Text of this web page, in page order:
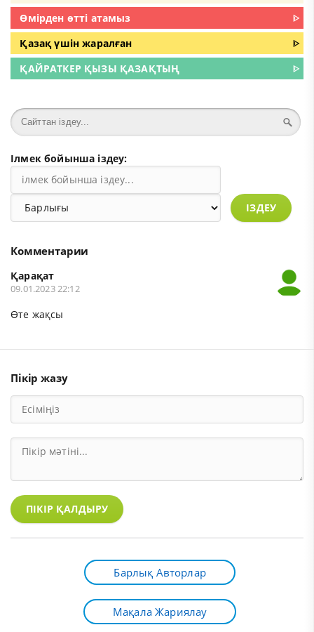
Өмірден өтті атамыз
ᐈ
Қазақ үшін жаралған
ᐈ
ҚАЙРАТКЕР ҚЫЗЫ ҚАЗАҚТЫҢ
ᐈ
Ілмек бойынша іздеу:
ІЗДЕУ
Комментарии
Қарақат
09.01.2023 22:12
Өте жақсы
Пікір жазу
ПІКІР ҚАЛДЫРУ
Барлық Авторлар
Мақала Жариялау